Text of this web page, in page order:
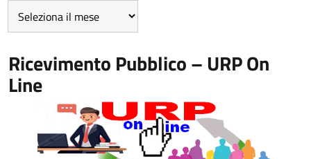
per
Ricevimento Pubblico – URP On
Line